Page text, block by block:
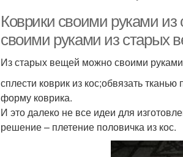
Коврики своими руками
своими руками из старых
Из старых вещей можно своими
сплести коврик из кос;обвязать
форму коврика.
И это далеко не все идеи для
решение – плетение половичка из кос.